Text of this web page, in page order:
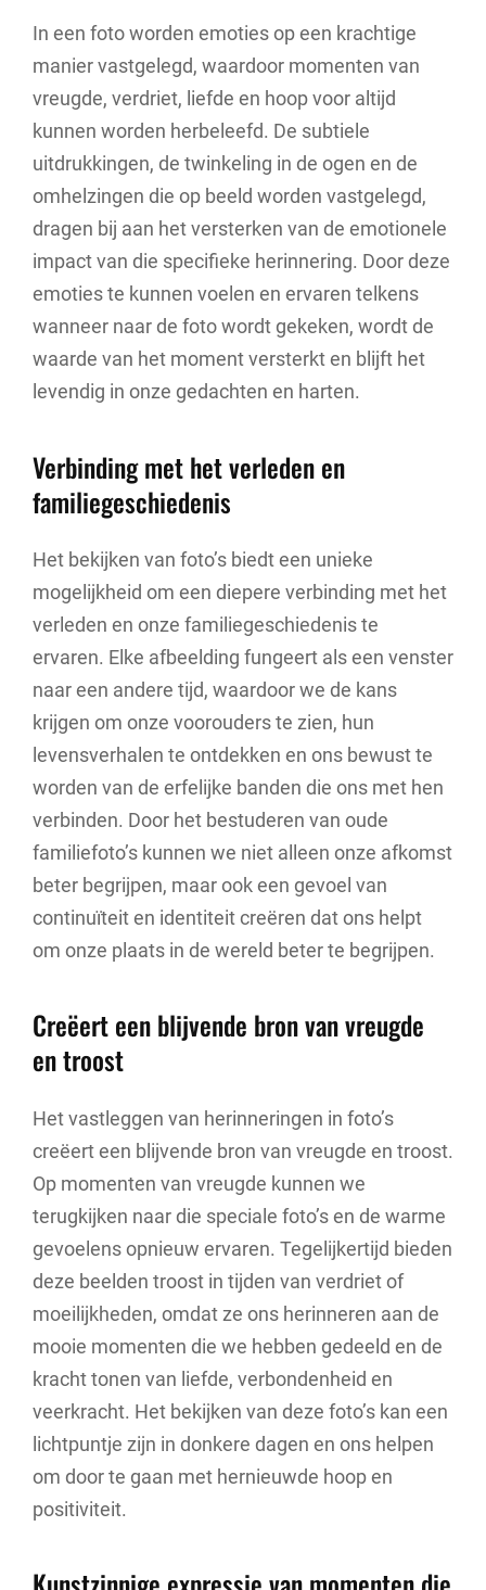
In een foto worden emoties op een krachtige
manier vastgelegd, waardoor momenten van
vreugde, verdriet, liefde en hoop voor altijd
kunnen worden herbeleefd. De subtiele
uitdrukkingen, de twinkeling in de ogen en de
omhelzingen die op beeld worden vastgelegd,
dragen bij aan het versterken van de emotionele
impact van die specifieke herinnering. Door deze
emoties te kunnen voelen en ervaren telkens
wanneer naar de foto wordt gekeken, wordt de
waarde van het moment versterkt en blijft het
levendig in onze gedachten en harten.
Verbinding met het verleden en
familiegeschiedenis
Het bekijken van foto’s biedt een unieke
mogelijkheid om een diepere verbinding met het
verleden en onze familiegeschiedenis te
ervaren. Elke afbeelding fungeert als een venster
naar een andere tijd, waardoor we de kans
krijgen om onze voorouders te zien, hun
levensverhalen te ontdekken en ons bewust te
worden van de erfelijke banden die ons met hen
verbinden. Door het bestuderen van oude
familiefoto’s kunnen we niet alleen onze afkomst
beter begrijpen, maar ook een gevoel van
continuïteit en identiteit creëren dat ons helpt
om onze plaats in de wereld beter te begrijpen.
Creëert een blijvende bron van vreugde
en troost
Het vastleggen van herinneringen in foto’s
creëert een blijvende bron van vreugde en troost.
Op momenten van vreugde kunnen we
terugkijken naar die speciale foto’s en de warme
gevoelens opnieuw ervaren. Tegelijkertijd bieden
deze beelden troost in tijden van verdriet of
moeilijkheden, omdat ze ons herinneren aan de
mooie momenten die we hebben gedeeld en de
kracht tonen van liefde, verbondenheid en
veerkracht. Het bekijken van deze foto’s kan een
lichtpuntje zijn in donkere dagen en ons helpen
om door te gaan met hernieuwde hoop en
positiviteit.